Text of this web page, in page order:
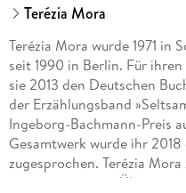
Terézia Mora
Terézia Mora wurde 1971 in
seit 1990 in Berlin. Für
sie 2013 den Deutschen
der Erzählungsband
Ingeborg-Bachmann-Preis
Gesamtwerk wurde ihr
zugesprochen. Terézia
renommiertesten